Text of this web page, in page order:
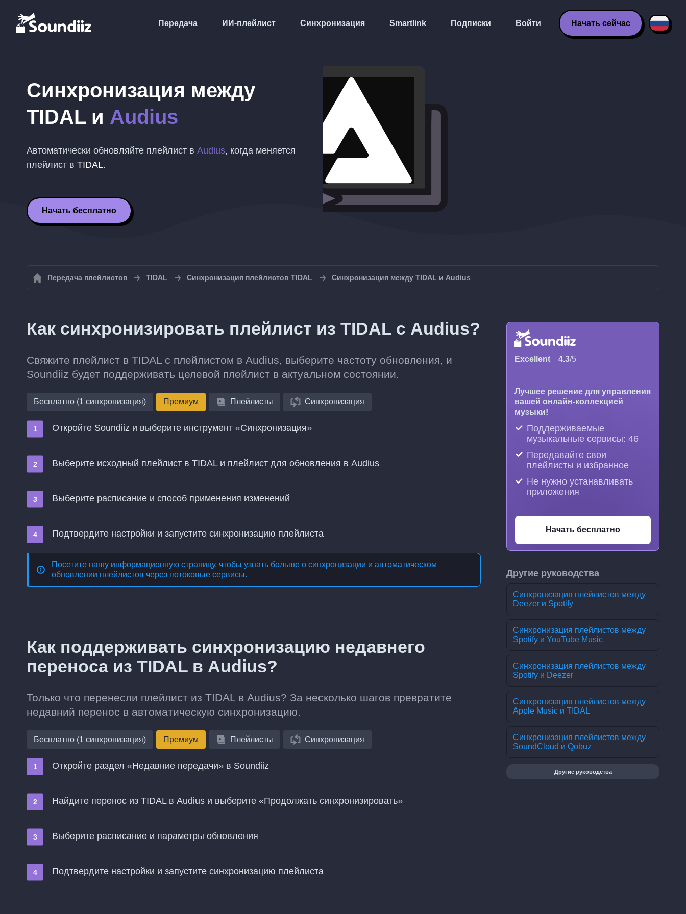
Передача ИИ-плейлист Синхронизация Smartlink Подписки Войти Начать сейчас
Синхронизация между
TIDALи Audius
Автоматически обновляйте плейлист в Audius, когда меняется
плейлист в TIDAL.
Начать бесплатно
Передача плейлистов TIDAL Синхронизация плейлистов TIDAL Синхронизация между TIDAL и Audius
Как синхронизировать плейлист из TIDAL с Audius?
Свяжите плейлист в TIDAL с плейлистом в Audius, выберите частоту обновления, и
Soundiiz будет поддерживать целевой плейлист в актуальном состоянии.
Бесплатно (1 синхронизация) Премиум Плейлисты Синхронизация
Откройте Soundiiz и выберите инструмент «Синхронизация»
Выберите исходный плейлист в TIDAL и плейлист для обновления в Audius
Выберите расписание и способ применения изменений
Подтвердите настройки и запустите синхронизацию плейлиста
Посетите нашу информационную страницу, чтобы узнать больше о синхронизации и автоматическом
обновлении плейлистов через потоковые сервисы.
Как поддерживать синхронизацию недавнего
переноса из TIDAL в Audius?
Только что перенесли плейлист из TIDAL в Audius? За несколько шагов превратите
недавний перенос в автоматическую синхронизацию.
Бесплатно (1 синхронизация) Премиум Плейлисты Синхронизация
Откройте раздел «Недавние передачи» в Soundiiz
Найдите перенос из TIDAL в Audius и выберите «Продолжать синхронизировать»
Выберите расписание и параметры обновления
Подтвердите настройки и запустите синхронизацию плейлиста
Excellent 4.3/5
Лучшее решение для управления
вашей онлайн-коллекцией
музыки!
Поддерживаемые
музыкальные сервисы: 46
Передавайте свои
плейлисты и избранное
Не нужно устанавливать
приложения
Начать бесплатно
Другие руководства
Синхронизация плейлистов между
Deezer и Spotify
Синхронизация плейлистов между
Spotify и YouTube Music
Синхронизация плейлистов между
Spotify и Deezer
Синхронизация плейлистов между
Apple Music и TIDAL
Синхронизация плейлистов между
SoundCloud и Qobuz
Другие руководства